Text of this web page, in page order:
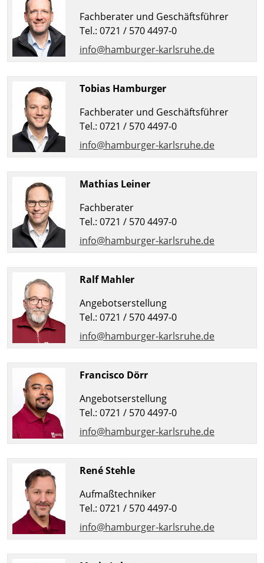
Fachberater und Geschäftsführer
Tel.: 0721 / 570 4497-0
info@hamburger-karlsruhe.de
Tobias Hamburger
Fachberater und Geschäftsführer
Tel.: 0721 / 570 4497-0
info@hamburger-karlsruhe.de
Mathias Leiner
Fachberater
Tel.: 0721 / 570 4497-0
info@hamburger-karlsruhe.de
Ralf Mahler
Angebotserstellung
Tel.: 0721 / 570 4497-0
info@hamburger-karlsruhe.de
Francisco Dörr
Angebotserstellung
Tel.: 0721 / 570 4497-0
info@hamburger-karlsruhe.de
René Stehle
Aufmaßtechniker
Tel.: 0721 / 570 4497-0
info@hamburger-karlsruhe.de